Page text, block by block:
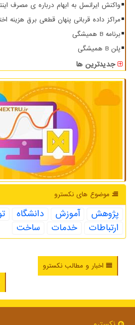
واکنش ایرانسل به ابهام درباره ی مصرف
مراکز داده قربانی پنهان قطعی برق هزینه
برنامه B همیشگی
پلن B همیشگی
جدیدترین ها
موضوع های نكسترو
پژوهش آموزش دانشگاه
ارتباطات
خدمات ساخت
اخبار و مطالب نکسترو